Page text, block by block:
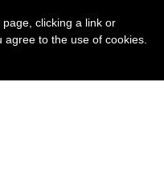
clicking a link or
to the use of cookies.